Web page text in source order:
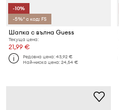
-10%
-5%* с код: FS
Шапка с вълна Guess
Текуща цена:
21,99 €
Редовна цена:43,92 €
Най-ниска цена:24,54 €